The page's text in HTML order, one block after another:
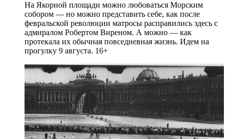
На Якорной площади можно любоваться Морским
собором — но можно представить себе, как после
февральской революции матросы расправились здесь с
адмиралом Робертом Виреном. А можно — как
протекала их обычная повседневная жизнь. Идем на
прогулку 9 августа. 16+